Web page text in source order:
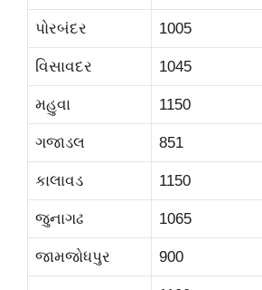
પોરબંદર 1005
વિસાવદર 1045
મહુવા 1150
ગજાડલ 851
કાલાવડ 1150
જુનાગઢ 1065
જામજોધપુર 900